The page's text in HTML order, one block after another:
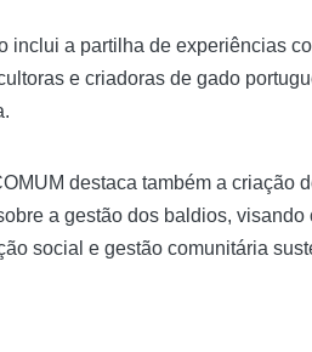
inclui a partilha de experiências
e criadoras de gado
destaca também a criação
a gestão dos baldios,
social e gestão comunitária